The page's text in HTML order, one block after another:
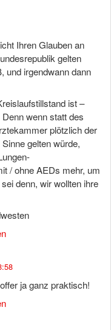
Ihren Glauben an
gelten
und irgendwann dann
ist –
wenn statt des
plötzlich der
gelten würde,
/ ohne AEDs mehr, um
denn, wir wollten ihre
ja ganz praktisch!